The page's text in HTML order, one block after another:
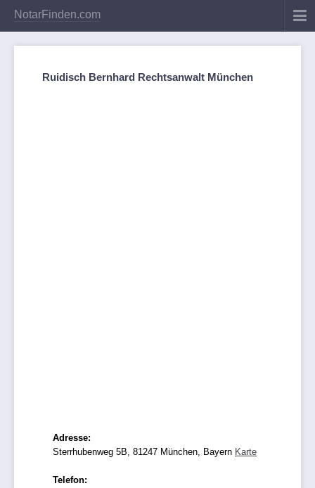
NotarFinden.com
Ruidisch Bernhard Rechtsanwalt München
Adresse:
Sterrhubenweg 5B, 81247 München, Bayern Karte
Telefon: